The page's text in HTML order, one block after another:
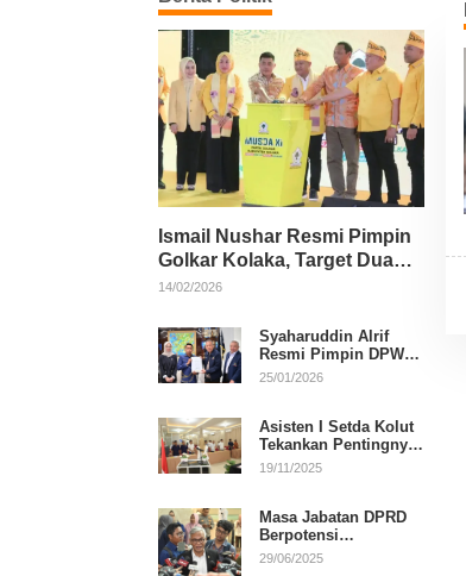
Ismail Nushar Resmi Pimpin
Golkar Kolaka, Target Dua
Kursi per Dapil
14/02/2026
Syaharuddin Alrif
Resmi Pimpin DPW
NasDem Sulsel
25/01/2026
Asisten I Setda Kolut
Tekankan Pentingnya
Pendidikan Politik
19/11/2025
Masa Jabatan DPRD
Berpotensi
Diperpanjang, Aria
29/06/2025